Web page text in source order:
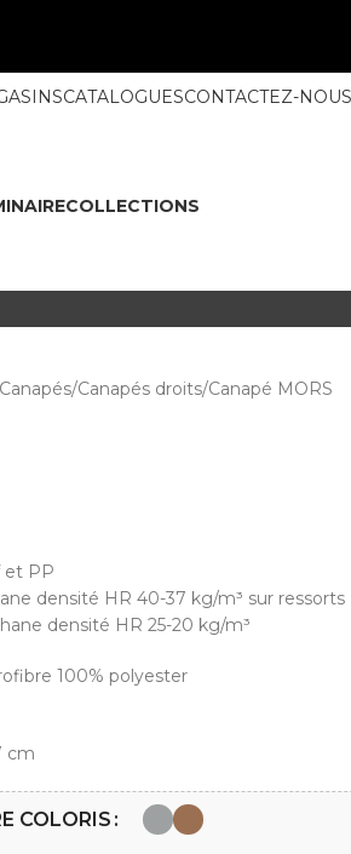
CATALOGUESCONTACTEZ-NOUS
COLLECTIONS
Canapés droits Canapé MORS
et PP
densité HR 40-37 kg/m³ sur ressorts
densité HR 25-20 kg/m³
100% polyester
cm
COLORIS